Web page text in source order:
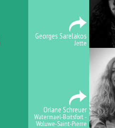
Georges Sarelakos
Jette
Oriane Schreuer
Watermael-Boitsfort -
Woluwe-Saint-Pierre